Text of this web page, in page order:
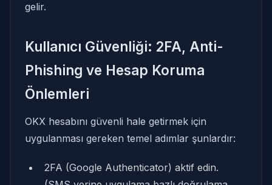
gelir.
Kullanıcı Güvenliği: 2FA, Anti-
Phishing ve Hesap Koruma
Önlemleri
OKX hesabını güvenli hale getirmek için
uygulanması gereken temel adımlar şunlardır:
2FA (Google Authenticator) aktif edin.